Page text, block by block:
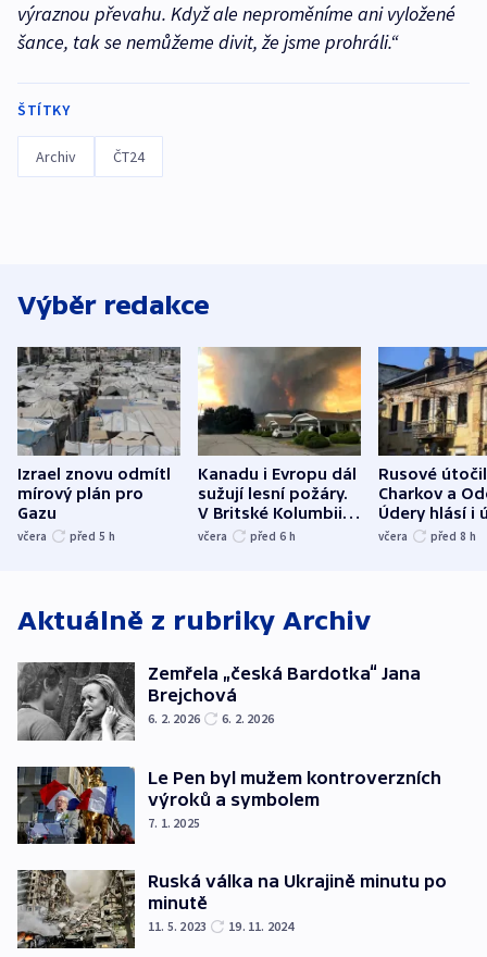
výraznou převahu. Když ale neproměníme ani vyložené
šance, tak se nemůžeme divit, že jsme prohráli.“
ŠTÍTKY
Archiv ČT24
Výběr redakce
Izrael znovu odmítl
mírový plán pro
Gazu
včera před 5 h
Kanadu i Evropu dál
sužují lesní požáry.
V Britské Kolumbii
evakuovali tisíce lidí
včera před 6 h
Rusové
Charkov a
Údery hlásí i
Bělgorodu
včera před 8 h
Aktuálně z rubriky Archiv
Zemřela „česká Bardotka“ Jana
Brejchová
6. 2. 2026 6. 2. 2026
Le Pen byl mužem kontroverzních
výroků a symbolem
7. 1. 2025
Ruská válka na Ukrajině minutu po
minutě
11. 5. 2023 19. 11. 2024